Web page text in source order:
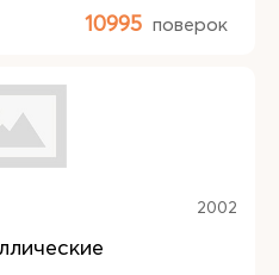
10995 поверок
2002